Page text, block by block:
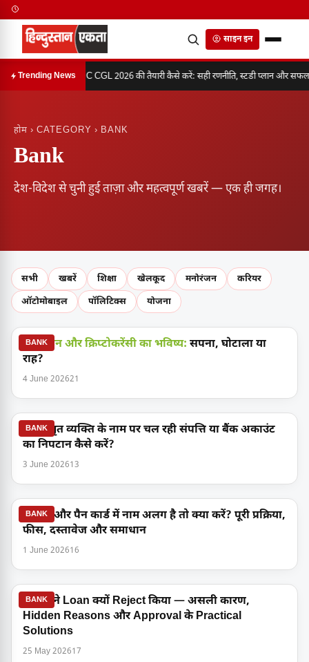
साइन इन
Trending NewsSSC CGL 2026 की तैयारी कैसे करें: सही रणनीति, स्टडी प्लान और
होम › CATEGORY › BANK
Bank
देश-विदेश से चुनी हुई ताज़ा और महत्वपूर्ण खबरें — एक ही जगह।
सभी खबरें शिक्षा खेलकूद मनोरंजन
करियर
ऑटोमोबाइल
पॉलिटिक्स योजना
BANK
ब्लॉकचेन और क्रिप्टोकरेंसी का भविष्य: सपना, घोटाला या
राह?
4 June 202621
BANK
किसी मृत व्यक्ति के नाम पर चल रही संपत्ति या बैंक अकाउंट
का निपटान कैसे करें?
3 June 202613
BANK
आधार और पैन कार्ड में नाम अलग है तो क्या करें? पूरी प्रक्रिया,
फीस, दस्तावेज और समाधान
1 June 202616
BANK
Bank ने Loan क्यों Reject किया — असली कारण,
Hidden Reasons और Approval के Practical
Solutions
25 May 202617